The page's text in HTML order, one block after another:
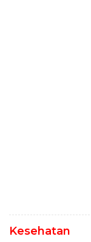
Kesehatan